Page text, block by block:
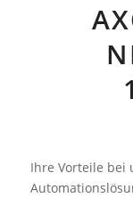
Ihre Vorteile bei